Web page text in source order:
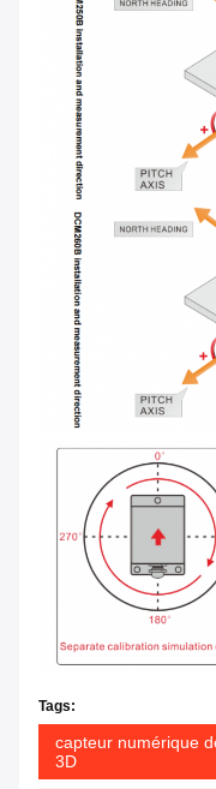
Tags:
capteur numérique
3D